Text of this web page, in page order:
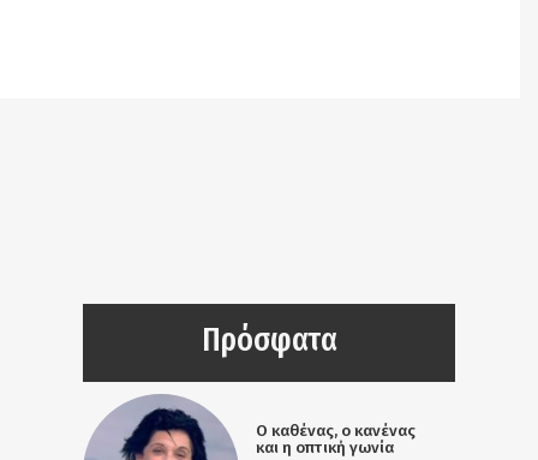
Πρόσφατα
Ο καθένας, ο κανένας
και η οπτική γωνία